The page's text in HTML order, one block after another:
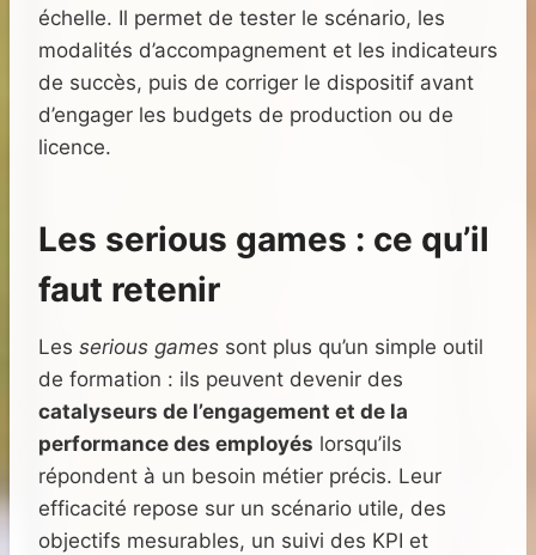
échelle. Il permet de tester le scénario, les
modalités d’accompagnement et les indicateurs
de succès, puis de corriger le dispositif avant
d’engager les budgets de production ou de
licence.
Les serious games : ce qu’il
faut retenir
Les serious games sont plus qu’un simple outil
de formation : ils peuvent devenir des
catalyseurs de l’engagement et de la
performance des employés lorsqu’ils
répondent à un besoin métier précis. Leur
efficacité repose sur un scénario utile, des
objectifs mesurables, un suivi des KPI et